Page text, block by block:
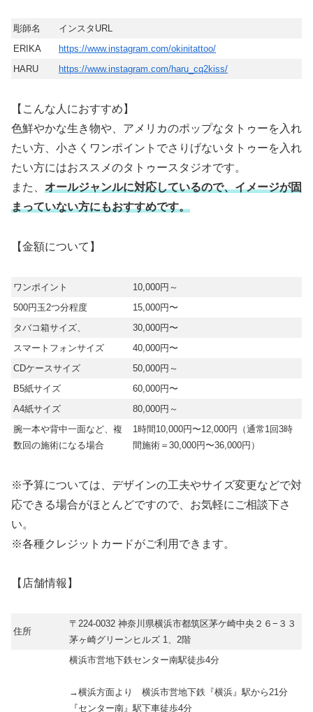
彫師名
インスタURL
ERIKA
https://www.instagram.com/okinitattoo/
HARU
https://www.instagram.com/haru_cq2kiss/
【こんな人におすすめ】
色鮮やかな生き物や、アメリカのポップなタトゥーを入れ
たい方、小さくワンポイントでさりげないタトゥーを入れ
たい方にはおススメのタトゥースタジオです。
また、 オールジャンルに対応しているので、イメージが固
まっていない方にもおすすめです。
【金額について】
ワンポイント
10,000円～
500円玉2つ分程度
15,000円〜
タバコ箱サイズ、
30,000円〜
スマートフォンサイズ
40,000円〜
CDケースサイズ
50,000円～
B5紙サイズ
60,000円〜
A4紙サイズ
80,000円～
腕一本や背中一面など、複
数回の施術になる場合
1時間10,000円〜12,000円（通常1回3時
間施術＝30,000円〜36,000円）
※予算については、デザインの工夫やサイズ変更などで対
応できる場合がほとんどですので、お気軽にご相談下さ
い。
※各種クレジットカードがご利用できます。
【店舗情報】
住所
〒224-0032 神奈川県横浜市都筑区茅ケ崎中央２６−３３
茅ヶ崎グリーンヒルズ 1、2階
横浜市営地下鉄センター南駅徒歩4分
→横浜方面より 横浜市営地下鉄『横浜』駅から21分
『センター南』駅下車徒歩4分